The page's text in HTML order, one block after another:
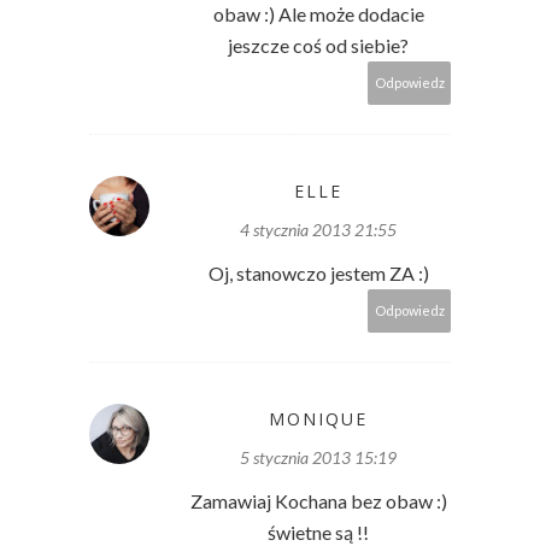
obaw :) Ale może dodacie
jeszcze coś od siebie?
Odpowiedz
ELLE
4 stycznia 2013 21:55
Oj, stanowczo jestem ZA :)
Odpowiedz
MONIQUE
5 stycznia 2013 15:19
Zamawiaj Kochana bez obaw :)
świetne są !!